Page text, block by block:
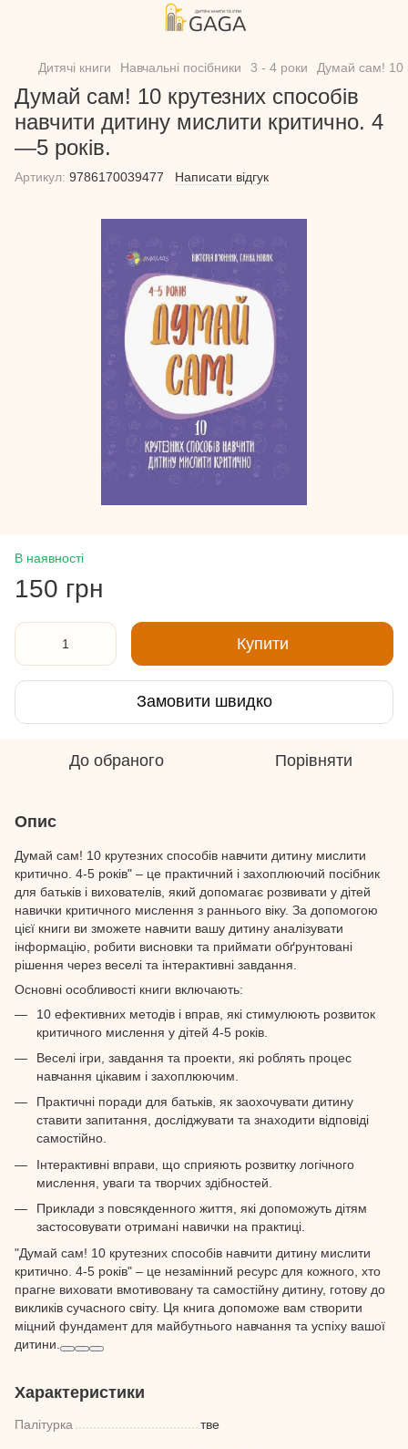
Дитячі книги Навчальні посібники 3 - 4 роки Думай сам! 10
Думай сам! 10 крутезних способів
навчити дитину мислити критично. 4
—5 років.
Артикул: 9786170039477 Написати відгук
В наявності
150 грн
Купити
Замовити швидко
До обраного Порівняти
Опис
Думай сам! 10 крутезних способів навчити дитину мислити
критично. 4-5 років" – це практичний і захоплюючий посібник
для батьків і вихователів, який допомагає розвивати у дітей
навички критичного мислення з раннього віку. За допомогою
цієї книги ви зможете навчити вашу дитину аналізувати
інформацію, робити висновки та приймати обґрунтовані
рішення через веселі та інтерактивні завдання.
Основні особливості книги включають:
10 ефективних методів і вправ, які стимулюють розвиток
критичного мислення у дітей 4-5 років.
Веселі ігри, завдання та проекти, які роблять процес
навчання цікавим і захоплюючим.
Практичні поради для батьків, як заохочувати дитину
ставити запитання, досліджувати та знаходити відповіді
самостійно.
Інтерактивні вправи, що сприяють розвитку логічного
мислення, уваги та творчих здібностей.
Приклади з повсякденного життя, які допоможуть дітям
застосовувати отримані навички на практиці.
"Думай сам! 10 крутезних способів навчити дитину мислити
критично. 4-5 років" – це незамінний ресурс для кожного, хто
прагне виховати вмотивовану та самостійну дитину, готову до
викликів сучасного світу. Ця книга допоможе вам створити
міцний фундамент для майбутнього навчання та успіху вашої
дитини.
Характеристики
Палітурка тве